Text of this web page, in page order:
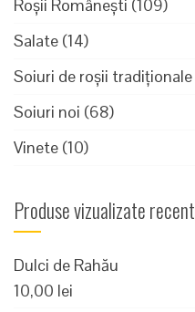
Roșii Românești (109)
Salate (14)
Soiuri de roșii tradiționale
Soiuri noi (68)
Vinete (10)
Produse vizualizate recent
Dulci de Rahău
10,00 lei